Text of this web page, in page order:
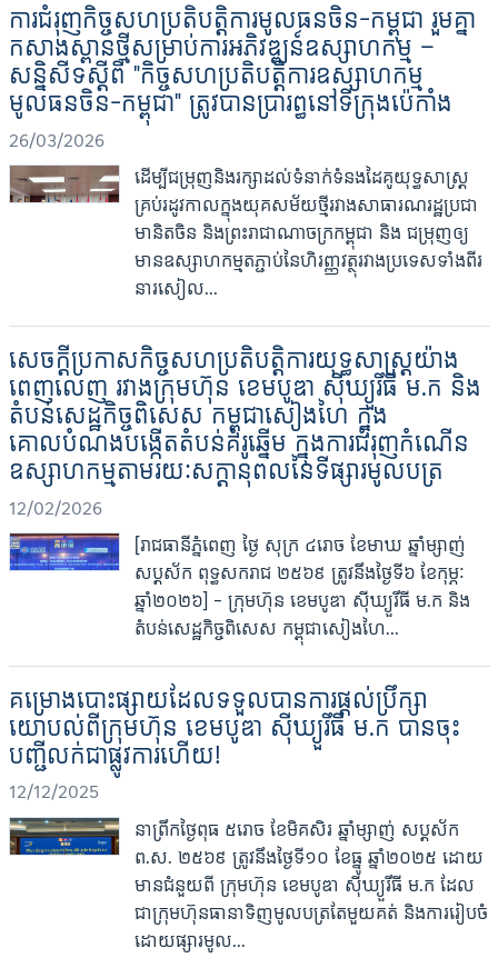
ការជំរុញកិច្ចសហប្រតិបត្តិការមូលធនចិន–កម្ពុជា រួមគ្នា
កសាងស្ពានថ្មីសម្រាប់ការអភិវឌ្ឍន៍ឧស្សាហកម្ម —
សន្និសីទស្តីពី "កិច្ចសហប្រតិបត្តិការឧស្សាហកម្ម
មូលធនចិន–កម្ពុជា" ត្រូវបានប្រារព្ធនៅទីក្រុងប៉េកាំង
26/03/2026
ដើម្បីជម្រុញនិងរក្សាដល់ទំនាក់ទំនងដៃគូយុទ្ធសាស្ត្រ
គ្រប់រដូវកាលក្នុងយុគសម័យថ្មីរវាងសាធារណរដ្ឋប្រជា
មានិតចិន និងព្រះរាជាណាចក្រកម្ពុជា និង ជម្រុញឲ្យ
មានឧស្សាហកម្មតភ្ជាប់នៃហិរញ្ញវត្ថុរវាងប្រទេសទាំងពីរ
នារសៀល...
សេចក្តីប្រកាសកិច្ចសហប្រតិបត្តិការយុទ្ធសាស្ត្រយ៉ាង
ពេញលេញ រវាងក្រុមហ៊ុន ខេមបូឌា ស៊ីឃ្យួរឹធី ម.ក និង
តំបន់សេដ្ឋកិច្ចពិសេស កម្ពុជាសៀងហៃ ក្នុង
គោលបំណងបង្កើតតំបន់គំរូឆ្នើម ក្នុងការជំរុញកំណើន
ឧស្សាហកម្មតាមរយៈសក្ដានុពលនៃទីផ្សារមូលបត្រ
12/02/2026
[រាជធានីភ្នំពេញ ថ្ងៃ សុក្រ ៤រោច ខែមាឃ ឆ្នាំម្សាញ់
សប្តស័ក ពុទ្ធសករាជ ២៥៦៩ ត្រូវនឹងថ្ងៃទី៦ ខែកុម្ភៈ
ឆ្នាំ២០២៦] – ក្រុមហ៊ុន ខេមបូឌា ស៊ីឃ្យួរឹធី ម.ក និង
តំបន់សេដ្ឋកិច្ចពិសេស កម្ពុជាសៀងហៃ...
គម្រោងបោះផ្សាយដែលទទួលបានការផ្តល់ប្រឹក្សា
យោបល់ពីក្រុមហ៊ុន ខេមបូឌា សុីឃ្យួរឹធី ម.ក បានចុះ
បញ្ជីលក់ជាផ្លូវការហើយ!
12/12/2025
នាព្រឹកថ្ងៃពុធ ៥រោច ខែមិគសិរ ឆ្នាំម្សាញ់ សប្តស័ក
ព.ស. ២៥៦៩ ត្រូវនឹងថ្ងៃទី១០ ខែធ្នូ ឆ្នាំ២០២៥ ដោយ
មានជំនួយពី ក្រុមហ៊ុន ខេមបូឌា ស៊ីឃ្យួរឹធី ម.ក ដែល
ជាក្រុមហ៊ុនធានាទិញមូលបត្រតែមួយគត់ និងការរៀបចំ
ដោយផ្សារមូល...